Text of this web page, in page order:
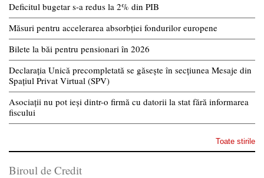
Deficitul bugetar s-a redus la 2% din PIB
Măsuri pentru accelerarea absorbției fondurilor europene
Bilete la băi pentru pensionari în 2026
Declarația Unică precompletată se găsește în secțiunea Mesaje din
Spațiul Privat Virtual (SPV)
Asociații nu pot ieși dintr-o firmă cu datorii la stat fără informarea
fiscului
Toate stirile
Biroul de Credit